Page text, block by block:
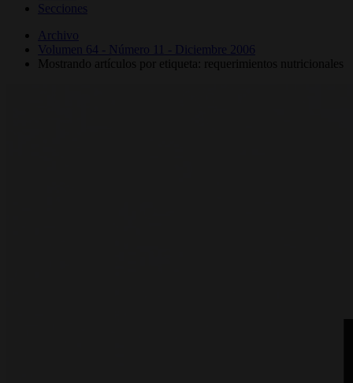
Secciones
Archivo
Volumen 64 - Número 11 - Diciembre 2006
Mostrando artículos por etiqueta: requerimientos nutricionales